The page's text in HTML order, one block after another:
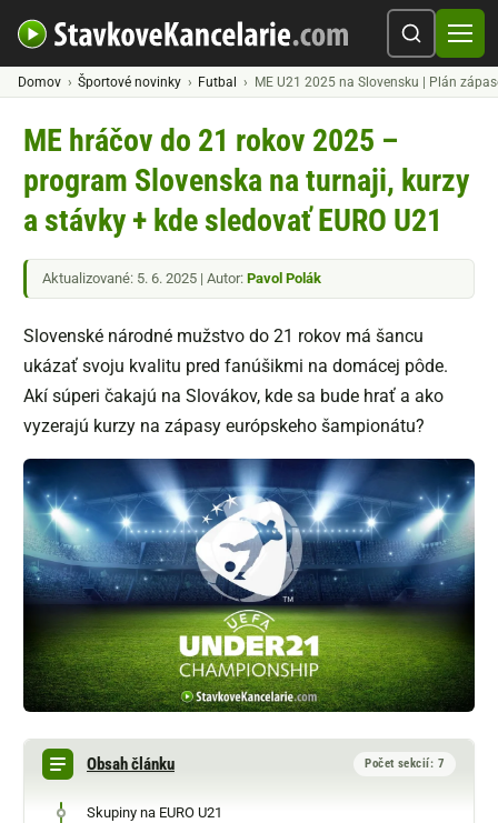
Domov Športové novinky Futbal ME U21 2025 na Slovensku | Plán
ME hráčov do 21 rokov 2025 –
program Slovenska na turnaji, kurzy
a stávky + kde sledovať EURO U21
Aktualizované: 5. 6. 2025 | Autor: Pavol Polák
Slovenské národné mužstvo do 21 rokov má šancu
ukázať svoju kvalitu pred fanúšikmi na domácej pôde.
Akí súperi čakajú na Slovákov, kde sa bude hrať a ako
vyzerajú kurzy na zápasy európskeho šampionátu?
Obsah článku Počet sekcií: 7
Skupiny na EURO U21